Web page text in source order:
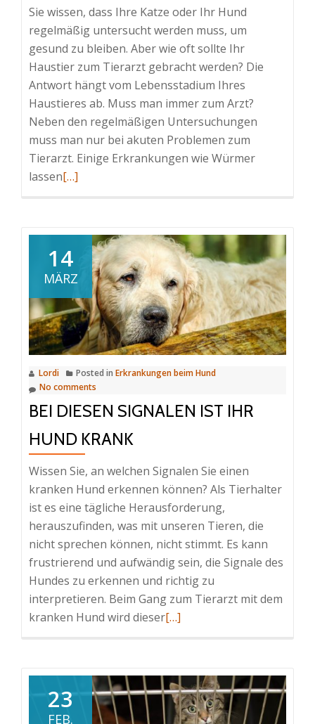
kennen
Sie wissen, dass Ihre Katze oder Ihr Hund
regelmäßig untersucht werden muss, um
gesund zu bleiben. Aber wie oft sollte Ihr
Haustier zum Tierarzt gebracht werden? Die
Antwort hängt vom Lebensstadium Ihres
Haustieres ab. Muss man immer zum Arzt?
Neben den regelmäßigen Untersuchungen
muss man nur bei akuten Problemen zum
Tierarzt. Einige Erkrankungen wie Würmer
lassenRead
oft
sollte
Ihr
Haustier
zum
Tierarzt?
[…]
14
MÄRZ
Lordi Posted in Erkrankungen beim Hund
No comments
BEI DIESEN SIGNALEN IST IHR
HUND KRANK
Wissen Sie, an welchen Signalen Sie einen
kranken Hund erkennen können? Als Tierhalter
ist es eine tägliche Herausforderung,
herauszufinden, was mit unseren Tieren, die
nicht sprechen können, nicht stimmt. Es kann
frustrierend und aufwändig sein, die Signale des
Hundes zu erkennen und richtig zu
interpretieren. Beim Gang zum Tierarzt mit dem
kranken Hund wird dieserRead
diesen
Signalen
[…]
23
FEB.